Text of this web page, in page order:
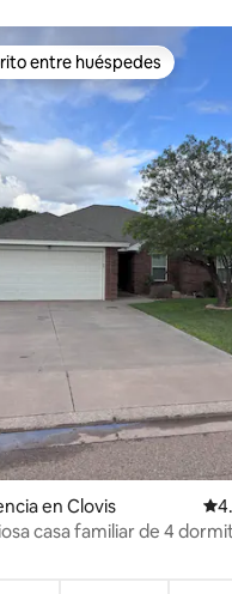
entre huéspedes
entre huéspedes
en Clovis
casa familiar de 4